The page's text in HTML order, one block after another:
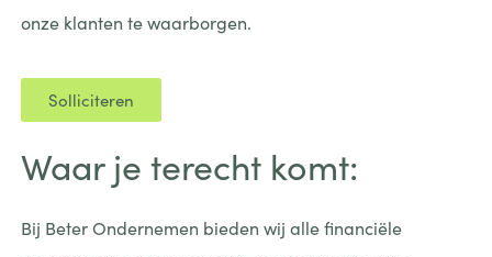
onze klanten te waarborgen.
Solliciteren
Waar je terecht komt:
Bij Beter Ondernemen bieden wij alle financiële